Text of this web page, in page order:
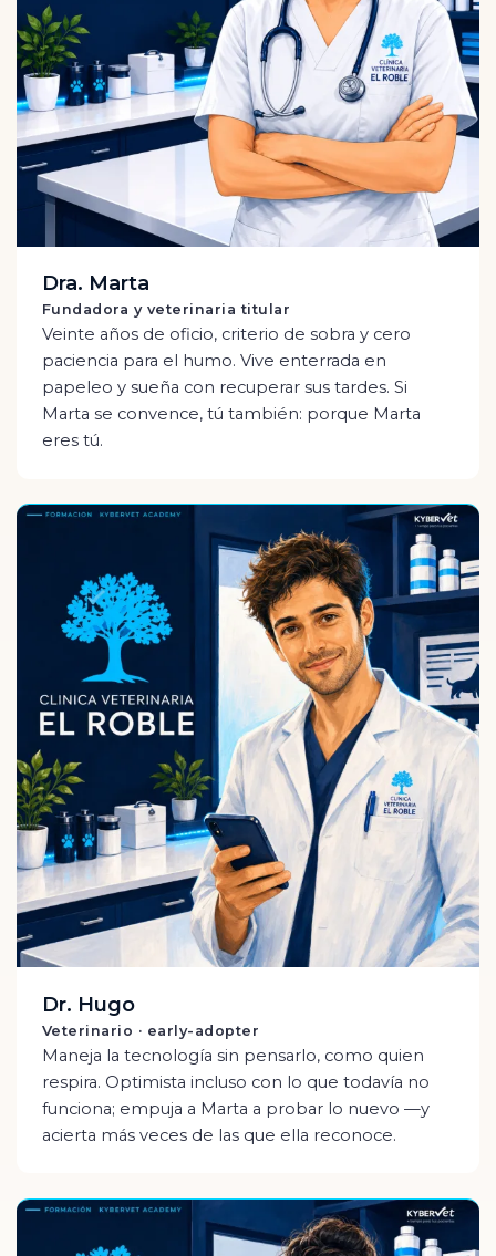
Dra. Marta
Fundadora y veterinaria titular
Veinte años de oficio, criterio de sobra y cero
paciencia para el humo. Vive enterrada en
papeleo y sueña con recuperar sus tardes. Si
Marta se convence, tú también: porque Marta
eres tú.
Dr. Hugo
Veterinario · early-adopter
Maneja la tecnología sin pensarlo, como quien
respira. Optimista incluso con lo que todavía no
funciona; empuja a Marta a probar lo nuevo —y
acierta más veces de las que ella reconoce.